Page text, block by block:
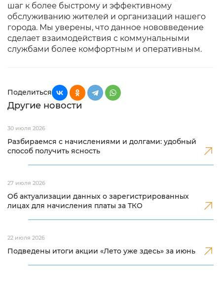
шаг к более быстрому и эффективному
обслуживанию жителей и организаций нашего
города. Мы уверены, что данное нововведение
сделает взаимодействия с коммунальными
службами более комфортным и оперативным.
Поделиться
Другие новости
30 июля 2026
Разбираемся с начислениями и долгами: удобный
способ получить ясность
27 июля 2026
Об актуализации данных о зарегистрированных
лицах для начисления платы за ТКО
22 июля 2026
Подведены итоги акции «Лето уже здесь» за июнь